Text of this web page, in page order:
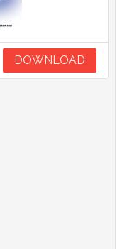
DOWNLOAD